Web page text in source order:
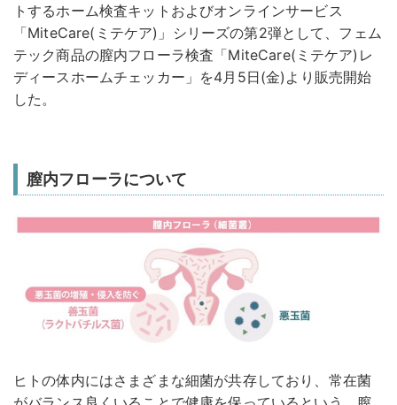
トするホーム検査キットおよびオンラインサービス
「MiteCare(ミテケア)」シリーズの第2弾として、フェム
テック商品の膣内フローラ検査「MiteCare(ミテケア)レ
ディースホームチェッカー」を4月5日(金)より販売開始
した。
膣内フローラについて
ヒトの体内にはさまざまな細菌が共存しており、常在菌